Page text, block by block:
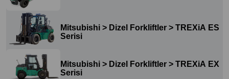
Mitsubishi > Dizel Forkliftler > TREXiA ES
Serisi
Mitsubishi > Dizel Forkliftler > TREXiA EX
Serisi